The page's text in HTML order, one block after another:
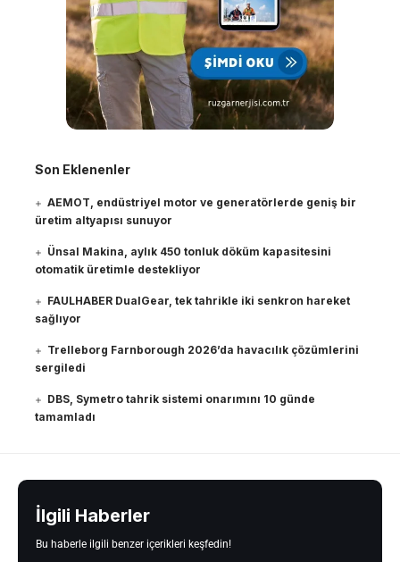
Son Eklenenler
AEMOT, endüstriyel motor ve generatörlerde geniş bir
üretim altyapısı sunuyor
Ünsal Makina, aylık 450 tonluk döküm kapasitesini
otomatik üretimle destekliyor
FAULHABER DualGear, tek tahrikle iki senkron hareket
sağlıyor
Trelleborg Farnborough 2026’da havacılık çözümlerini
sergiledi
DBS, Symetro tahrik sistemi onarımını 10 günde
tamamladı
İlgili Haberler
Bu haberle ilgili benzer içerikleri keşfedin!